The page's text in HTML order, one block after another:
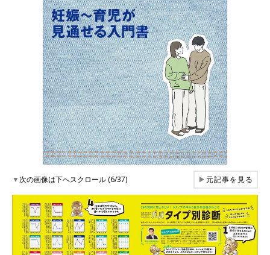
▼次の画像は下へスクロール (6/37) ▶元記事を見る